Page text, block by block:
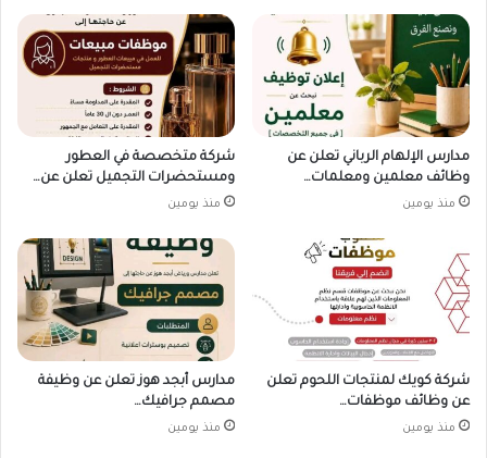
مدارس الإلهام الرباني تعلن عن
وظائف معلمين ومعلمات…
منذ يومين
شركة متخصصة في العطور
ومستحضرات التجميل تعلن عن…
منذ يومين
شركة كويك لمنتجات اللحوم تعلن
عن وظائف موظفات…
منذ يومين
مدارس أبجد هوز تعلن عن وظيفة
مصمم جرافيك…
منذ يومين